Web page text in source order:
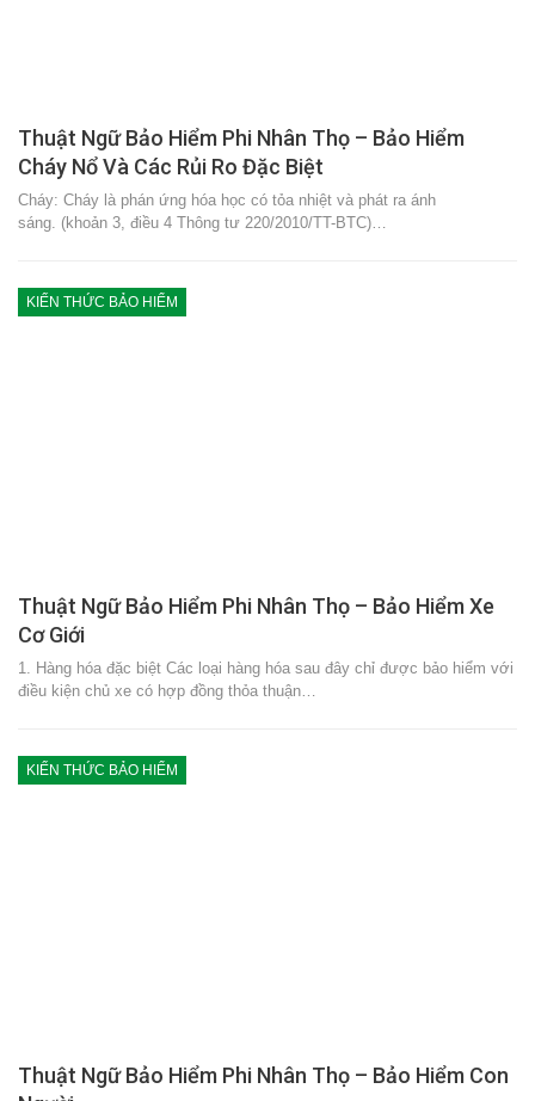
Thuật Ngữ Bảo Hiểm Phi Nhân Thọ – Bảo Hiểm
Cháy Nổ Và Các Rủi Ro Đặc Biệt
Cháy: Cháy là phán ứng hóa học có tỏa nhiệt và phát ra ánh
sáng. (khoản 3, điều 4 Thông tư 220/2010/TT-BTC)…
KIẾN THỨC BẢO HIỂM
Thuật Ngữ Bảo Hiểm Phi Nhân Thọ – Bảo Hiểm Xe
Cơ Giới
1. Hàng hóa đặc biệt Các loại hàng hóa sau đây chỉ được bảo hiểm với
điều kiện chủ xe có hợp đồng thỏa thuận…
KIẾN THỨC BẢO HIỂM
Thuật Ngữ Bảo Hiểm Phi Nhân Thọ – Bảo Hiểm Con